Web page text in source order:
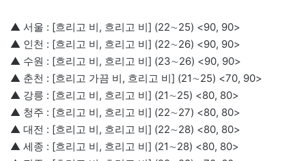
▲ 서울 : [흐리고 비, 흐리고 비] (22∼25) <90, 90>
▲ 인천 : [흐리고 비, 흐리고 비] (22∼26) <90, 90>
▲ 수원 : [흐리고 비, 흐리고 비] (23∼26) <90, 90>
▲ 춘천 : [흐리고 가끔 비, 흐리고 비] (21∼25) <70, 90>
▲ 강릉 : [흐리고 비, 흐리고 비] (21∼25) <80, 80>
▲ 청주 : [흐리고 비, 흐리고 비] (22∼27) <80, 80>
▲ 대전 : [흐리고 비, 흐리고 비] (22∼28) <80, 80>
▲ 세종 : [흐리고 비, 흐리고 비] (21∼28) <80, 80>